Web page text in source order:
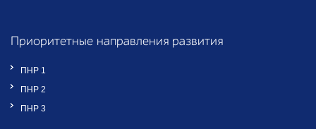
Приоритетные направления развития
ПНР 1
ПНР 2
ПНР 3